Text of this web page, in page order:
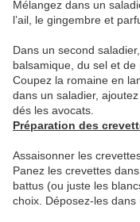
Mélangez dans un
l’ail, le gingembre et
Dans un second
balsamique, du sel et de
Coupez la romaine en
dans un saladier,
dés les avocats.
Préparation des
Assaisonner les
Panez les crevettes
battus (ou juste les
choix. Déposez-les dans